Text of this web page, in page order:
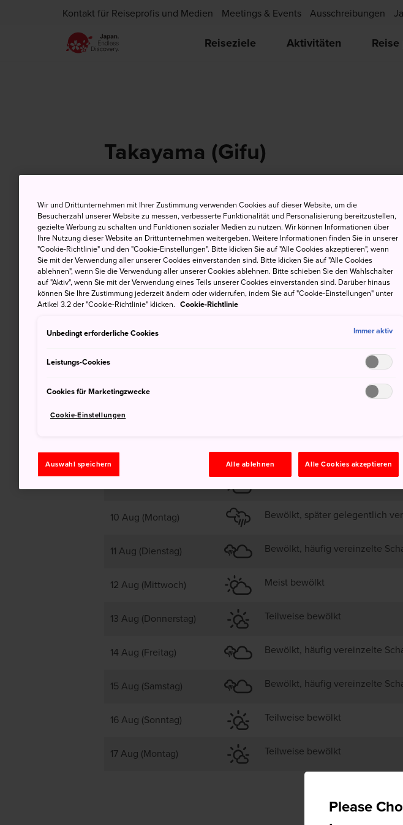
Please
Kontakt für Reiseprofis und Medien Meetings & Events Ausschreibungen
Reiseziele Aktivitäten
Takayama (Gifu)
8 Aug (Samstag) Hoch Tief Niederschlag
Bewölkt, später Regen
31° 22° 80%
8 Aug (Samstag)
10 Aug (Montag) Bewölkt, später gelegentlich
11 Aug (Dienstag) Bewölkt, häufig vereinzelte
12 Aug (Mittwoch) Meist bewölkt
13 Aug (Donnerstag) Teilweise bewölkt
14 Aug (Freitag) Bewölkt, häufig vereinzelte
15 Aug (Samstag) Bewölkt, häufig vereinzelte
16 Aug (Sonntag) Teilweise bewölkt
17 Aug (Montag) Teilweise bewölkt
Wir und Drittunternehmen mit Ihrer Zustimmung verwenden Cookies auf dieser Website, um die
Besucherzahl unserer Website zu messen, verbesserte Funktionalität und Personalisierung bereitzustellen,
gezielte Werbung zu schalten und Funktionen sozialer Medien zu nutzen. Wir können Informationen über
Ihre Nutzung dieser Website an Drittunternehmen weitergeben. Weitere Informationen finden Sie in unserer
"Cookie-Richtlinie" und den "Cookie-Einstellungen". Bitte klicken Sie auf "Alle Cookies akzeptieren", wenn
Sie mit der Verwendung aller unserer Cookies einverstanden sind. Bitte klicken Sie auf "Alle Cookies
ablehnen", wenn Sie die Verwendung aller unserer Cookies ablehnen. Bitte schieben Sie den Wahlschalter
auf "Aktiv", wenn Sie mit der Verwendung eines Teils unserer Cookies einverstanden sind. Darüber hinaus
können Sie Ihre Zustimmung jederzeit ändern oder widerrufen, indem Sie auf "Cookie-Einstellungen" unter
Artikel 3.2 der "Cookie-Richtlinie" klicken. Cookie-Richtlinie
Unbedingt erforderliche Cookies Immer aktiv
Leistungs-Cookies
Cookies für Marketingzwecke
Cookie-Einstellungen
Auswahl speichern Alle ablehnen Alle Cookies akzeptieren